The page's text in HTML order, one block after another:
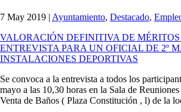
7 May 2019 | Ayuntamiento, Destacado,
VALORACIÓN DEFINITIVA DE MÉRITOS
ENTREVISTA PARA UN OFICIAL DE 2º
INSTALACIONES DEPORTIVAS
Se convoca a la entrevista a todos los
mayo a las 10,30 horas en la Sala de
Venta de Baños ( Plaza Constitución , l) de la